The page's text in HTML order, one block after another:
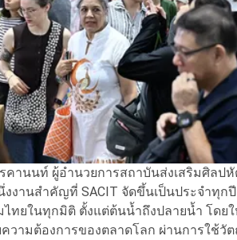
คานนท์ ผู้อำนวยการสถาบันส่งเสริมศิลป
งงานสำคัญที่ SACIT จัดขึ้นเป็นประจำทุก
ทยในทุกมิติ ตั้งแต่ต้นน้ำถึงปลายน้ำ โด
วามต้องการของตลาดโลก ผ่านการใช้วั